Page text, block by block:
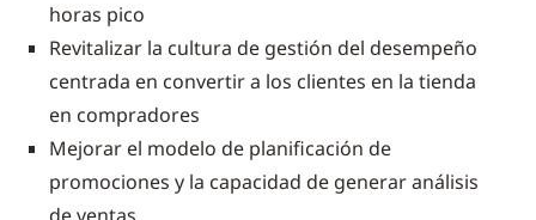
horas pico
Revitalizar la cultura de gestión del desempeño
centrada en convertir a los clientes en la tienda
en compradores
Mejorar el modelo de planificación de
promociones y la capacidad de generar análisis